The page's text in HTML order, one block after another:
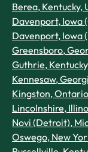
Berea, Kentucky,
Davenport, Iowa
Davenport, Iowa
Greensboro,
Guthrie,
Kennesaw,
Kingston,
Lincolnshire,
Novi (Detroit),
Oswego, New